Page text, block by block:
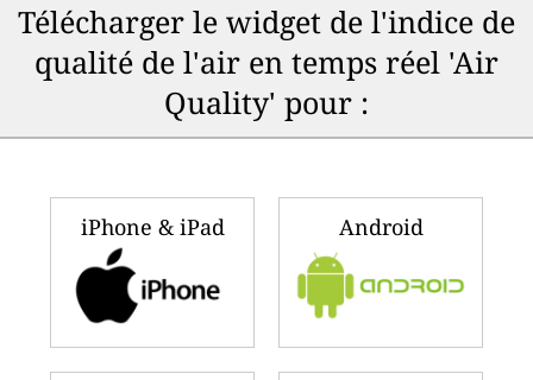
Télécharger le widget de l'indice de
qualité de l'air en temps réel 'Air
Quality' pour :
iPhone & iPad Android